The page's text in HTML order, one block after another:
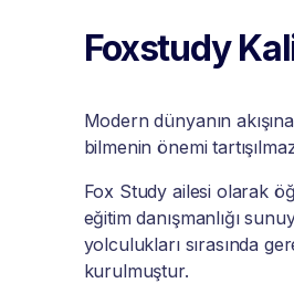
Foxstudy
Modern dünyanın
bilmenin önemi
Fox Study ailesi olarak
eğitim danışmanlığı
yolculukları sırasında
kurulmuştur.